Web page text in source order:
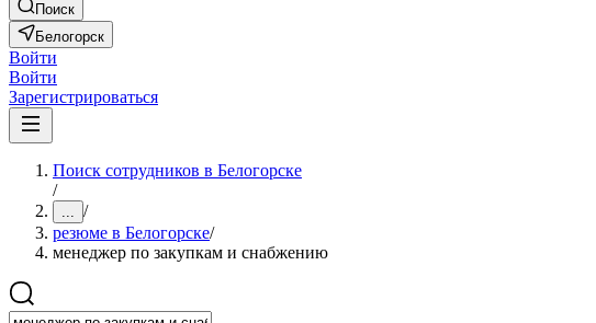
Поиск
Белогорск
Войти
Войти
Зарегистрироваться
Поиск сотрудников в Белогорске
/
... /
резюме в Белогорске/
менеджер по закупкам и снабжению